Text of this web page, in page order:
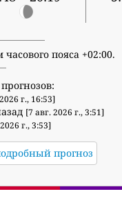
пояса +02:00.
г., 16:53]
[7 авг. 2026 г., 3:51]
г., 3:53]
прогноз